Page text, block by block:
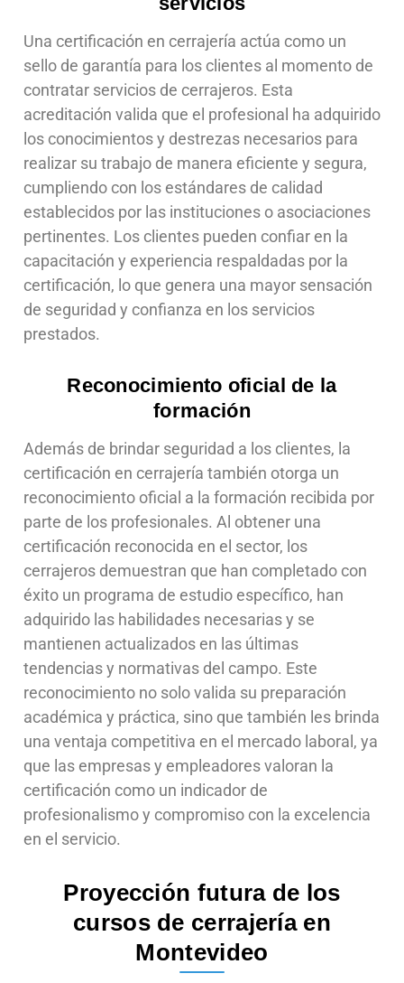
Una certificación en cerrajería actúa como un
sello de garantía para los clientes al momento de
contratar servicios de cerrajeros. Esta
acreditación valida que el profesional ha adquirido
los conocimientos y destrezas necesarios para
realizar su trabajo de manera eficiente y segura,
cumpliendo con los estándares de calidad
establecidos por las instituciones o asociaciones
pertinentes. Los clientes pueden confiar en la
capacitación y experiencia respaldadas por la
certificación, lo que genera una mayor sensación
de seguridad y confianza en los servicios
prestados.
Reconocimiento oficial de la
formación
Además de brindar seguridad a los clientes, la
certificación en cerrajería también otorga un
reconocimiento oficial a la formación recibida por
parte de los profesionales. Al obtener una
certificación reconocida en el sector, los
cerrajeros demuestran que han completado con
éxito un programa de estudio específico, han
adquirido las habilidades necesarias y se
mantienen actualizados en las últimas
tendencias y normativas del campo. Este
reconocimiento no solo valida su preparación
académica y práctica, sino que también les brinda
una ventaja competitiva en el mercado laboral, ya
que las empresas y empleadores valoran la
certificación como un indicador de
profesionalismo y compromiso con la excelencia
en el servicio.
Proyección futura de los
cursos de cerrajería en
Montevideo